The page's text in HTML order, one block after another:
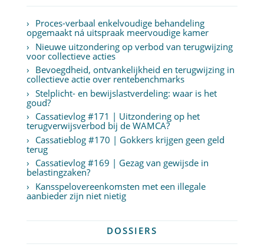
Proces-verbaal enkelvoudige behandeling
opgemaakt ná uitspraak meervoudige kamer
Nieuwe uitzondering op verbod van terugwijzing
voor collectieve acties
Bevoegdheid, ontvankelijkheid en terugwijzing in
collectieve actie over rentebenchmarks
Stelplicht- en bewijslastverdeling: waar is het
goud?
Cassatievlog #171 | Uitzondering op het
terugverwijsverbod bij de WAMCA?
Cassatieblog #170 | Gokkers krijgen geen geld
terug
Cassatievlog #169 | Gezag van gewijsde in
belastingzaken?
Kansspelovereenkomsten met een illegale
aanbieder zijn niet nietig
DOSSIERS